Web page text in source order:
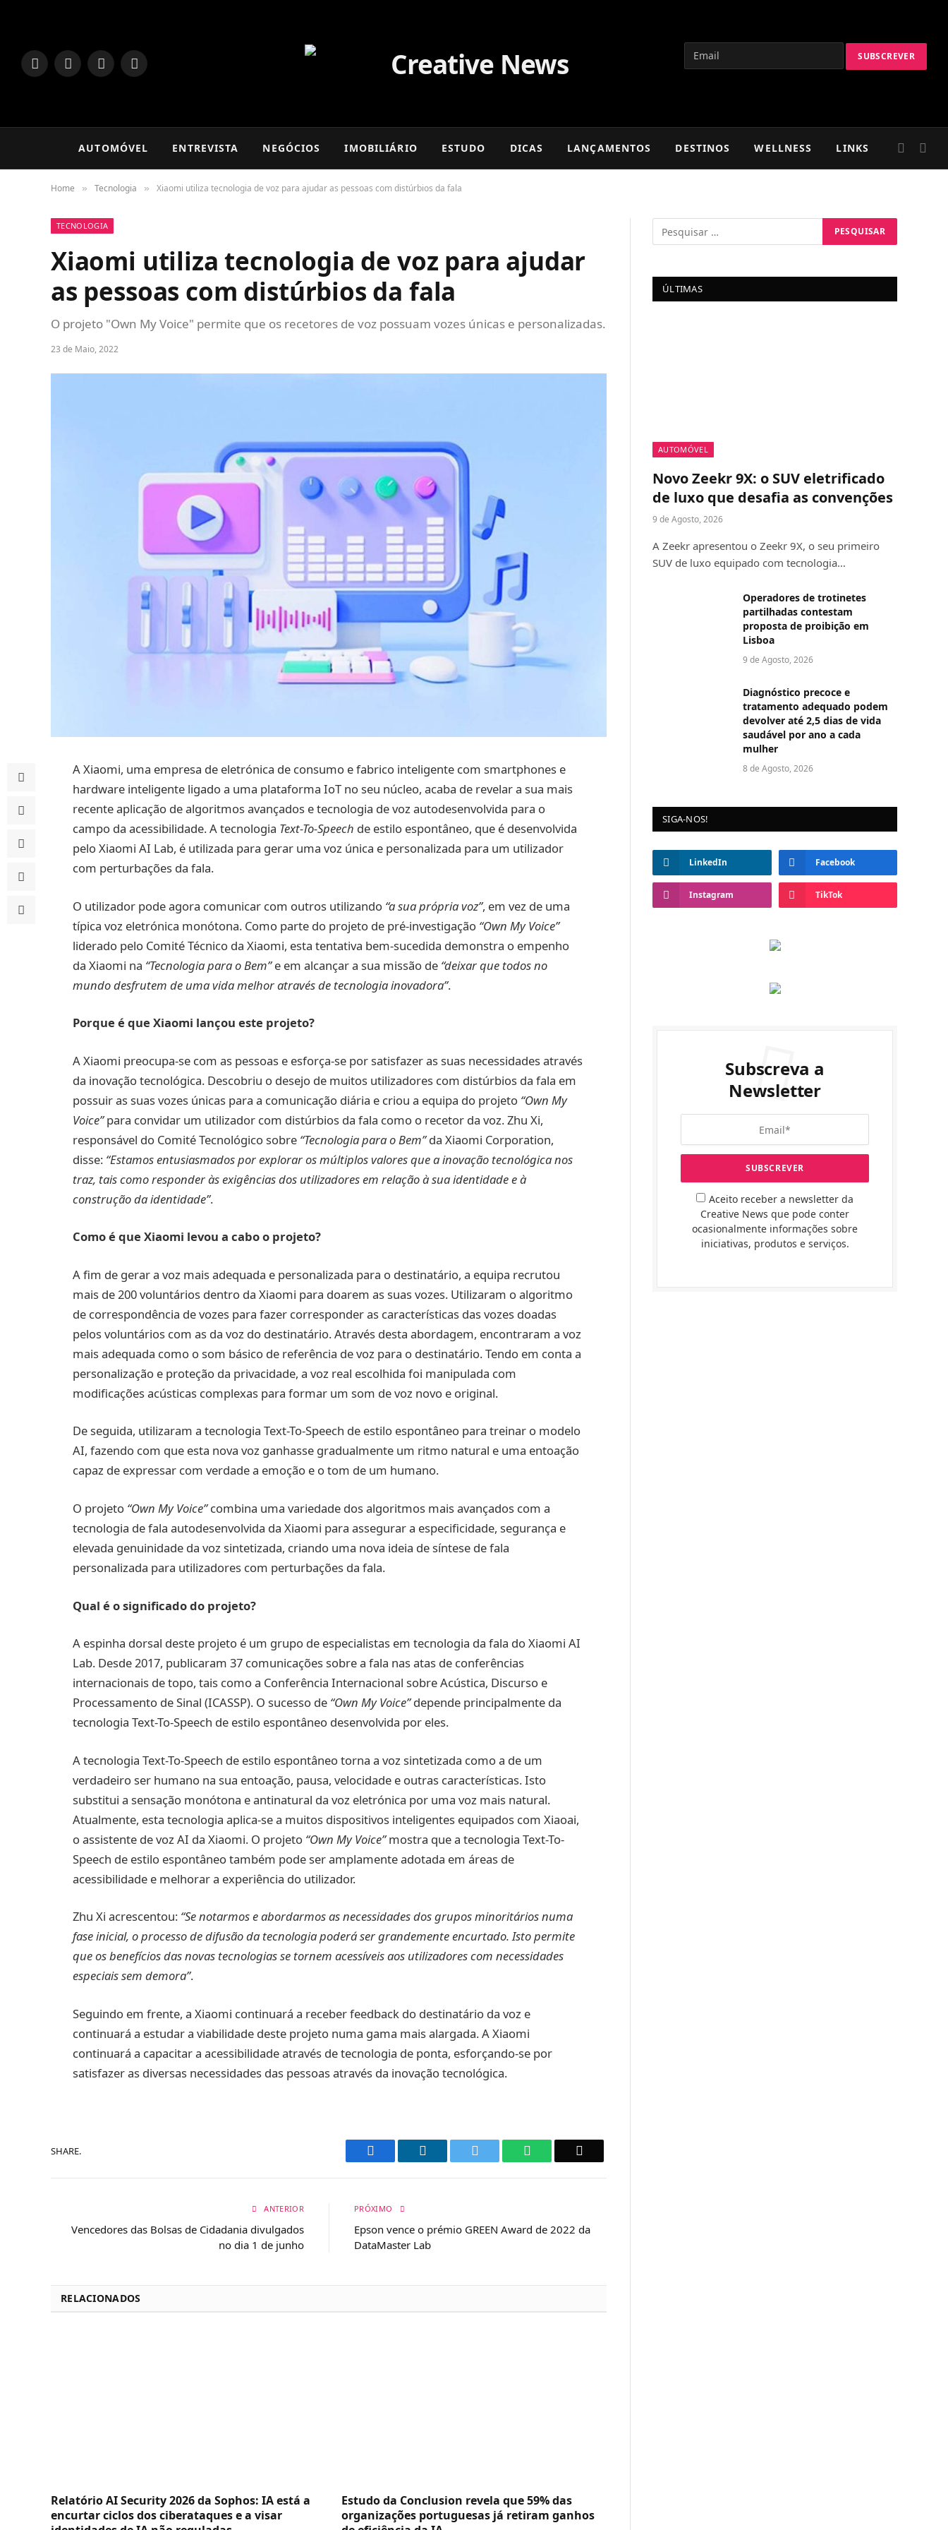
LinkedInFacebookInstagram
TikTok
AUTOMÓVEL ENTREVISTA NEGÓCIOS IMOBILIÁRIO ESTUDO DICAS LANÇAMENTOS DESTINOS WELLNESS LINKS
Home » Tecnologia » Xiaomi utiliza tecnologia de voz para ajudar as pessoas com distúrbios da fala
TECNOLOGIA
Xiaomi utiliza tecnologia de voz para ajudar
as pessoas com distúrbios da fala
O projeto "Own My Voice" permite que os recetores de voz possuam vozes únicas e personalizadas.
23 de Maio, 2022
A Xiaomi, uma empresa de eletrónica de consumo e fabrico inteligente com smartphones e
hardware inteligente ligado a uma plataforma IoT no seu núcleo, acaba de revelar a sua mais
recente aplicação de algoritmos avançados e tecnologia de voz autodesenvolvida para o
campo da acessibilidade. A tecnologia Text-To-Speech de estilo espontâneo, que é desenvolvida
pelo Xiaomi AI Lab, é utilizada para gerar uma voz única e personalizada para um utilizador
com perturbações da fala.
O utilizador pode agora comunicar com outros utilizando “a sua própria voz”, em vez de uma
típica voz eletrónica monótona. Como parte do projeto de pré-investigação “Own My Voice”
liderado pelo Comité Técnico da Xiaomi, esta tentativa bem-sucedida demonstra o empenho
da Xiaomi na “Tecnologia para o Bem”e em alcançar a sua missão de “deixar que todos no
mundo desfrutem de uma vida melhor através de tecnologia inovadora”.
Porque é que Xiaomi lançou este projeto?
A Xiaomi preocupa-se com as pessoas e esforça-se por satisfazer as suas necessidades através
da inovação tecnológica. Descobriu o desejo de muitos utilizadores com distúrbios da fala em
possuir as suas vozes únicas para a comunicação diária e criou a equipa do projeto “Own My
Voice”para convidar um utilizador com distúrbios da fala como o recetor da voz. Zhu Xi,
responsável do Comité Tecnológico sobre “Tecnologia para o Bem”da Xiaomi Corporation,
disse: “Estamos entusiasmados por explorar os múltiplos valores que a inovação tecnológica nos
traz, tais como responder às exigências dos utilizadores em relação à sua identidade e à
construção da identidade”.
Como é que Xiaomi levou a cabo o projeto?
A fim de gerar a voz mais adequada e personalizada para o destinatário, a equipa recrutou
mais de 200 voluntários dentro da Xiaomi para doarem as suas vozes. Utilizaram o algoritmo
de correspondência de vozes para fazer corresponder as características das vozes doadas
pelos voluntários com as da voz do destinatário. Através desta abordagem, encontraram a voz
mais adequada como o som básico de referência de voz para o destinatário. Tendo em conta a
personalização e proteção da privacidade, a voz real escolhida foi manipulada com
modificações acústicas complexas para formar um som de voz novo e original.
De seguida, utilizaram a tecnologia Text-To-Speech de estilo espontâneo para treinar o modelo
AI, fazendo com que esta nova voz ganhasse gradualmente um ritmo natural e uma entoação
capaz de expressar com verdade a emoção e o tom de um humano.
O projeto “Own My Voice”combina uma variedade dos algoritmos mais avançados com a
tecnologia de fala autodesenvolvida da Xiaomi para assegurar a especificidade, segurança e
elevada genuinidade da voz sintetizada, criando uma nova ideia de síntese de fala
personalizada para utilizadores com perturbações da fala.
Qual é o significado do projeto?
A espinha dorsal deste projeto é um grupo de especialistas em tecnologia da fala do Xiaomi AI
Lab. Desde 2017, publicaram 37 comunicações sobre a fala nas atas de conferências
internacionais de topo, tais como a Conferência Internacional sobre Acústica, Discurso e
Processamento de Sinal (ICASSP). O sucesso de “Own My Voice”depende principalmente da
tecnologia Text-To-Speech de estilo espontâneo desenvolvida por eles.
A tecnologia Text-To-Speech de estilo espontâneo torna a voz sintetizada como a de um
verdadeiro ser humano na sua entoação, pausa, velocidade e outras características. Isto
substitui a sensação monótona e antinatural da voz eletrónica por uma voz mais natural.
Atualmente, esta tecnologia aplica-se a muitos dispositivos inteligentes equipados com Xiaoai,
o assistente de voz AI da Xiaomi. O projeto “Own My Voice”mostra que a tecnologia Text-To-
Speech de estilo espontâneo também pode ser amplamente adotada em áreas de
acessibilidade e melhorar a experiência do utilizador.
Zhu Xi acrescentou: “Se notarmos e abordarmos as necessidades dos grupos minoritários numa
fase inicial, o processo de difusão da tecnologia poderá ser grandemente encurtado. Isto permite
que os benefícios das novas tecnologias se tornem acessíveis aos utilizadores com necessidades
especiais sem demora”.
Seguindo em frente, a Xiaomi continuará a receber feedback do destinatário da voz e
continuará a estudar a viabilidade deste projeto numa gama mais alargada. A Xiaomi
continuará a capacitar a acessibilidade através de tecnologia de ponta, esforçando-se por
satisfazer as diversas necessidades das pessoas através da inovação tecnológica.
SHARE. Facebook LinkedIn WhatsApp
ANTERIOR
Vencedores das Bolsas de Cidadania divulgados
no dia 1 de junho
PRÓXIMO
Epson vence o prémio GREEN Award de 2022 da
DataMaster Lab
RELACIONADOS
Relatório AI Security 2026 da Sophos: IA está a
encurtar ciclos dos ciberataques e a visar
Estudo da Conclusion revela que 59% das
organizações portuguesas já retiram ganhos
ÚLTIMAS
AUTOMÓVEL
Novo Zeekr 9X: o SUV eletrificado
de luxo que desafia as convenções
9 de Agosto, 2026
A Zeekr apresentou o Zeekr 9X, o seu primeiro
SUV de luxo equipado com tecnologia…
Operadores de trotinetes
partilhadas contestam
proposta de proibição em
Lisboa
9 de Agosto, 2026
Diagnóstico precoce e
tratamento adequado podem
devolver até 2,5 dias de vida
saudável por ano a cada
mulher
8 de Agosto, 2026
SIGA-NOS!
LinkedIn Facebook
Instagram TikTok
Subscreva a
Newsletter
Aceito receber a newsletter da
Creative News que pode conter
ocasionalmente informações sobre
iniciativas, produtos e serviços.